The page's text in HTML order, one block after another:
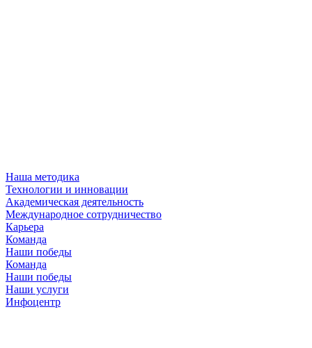
Наша методика
Технологии и инновации
Академическая деятельность
Международное сотрудничество
Карьера
Команда
Наши победы
Команда
Наши победы
Наши услуги
Инфоцентр